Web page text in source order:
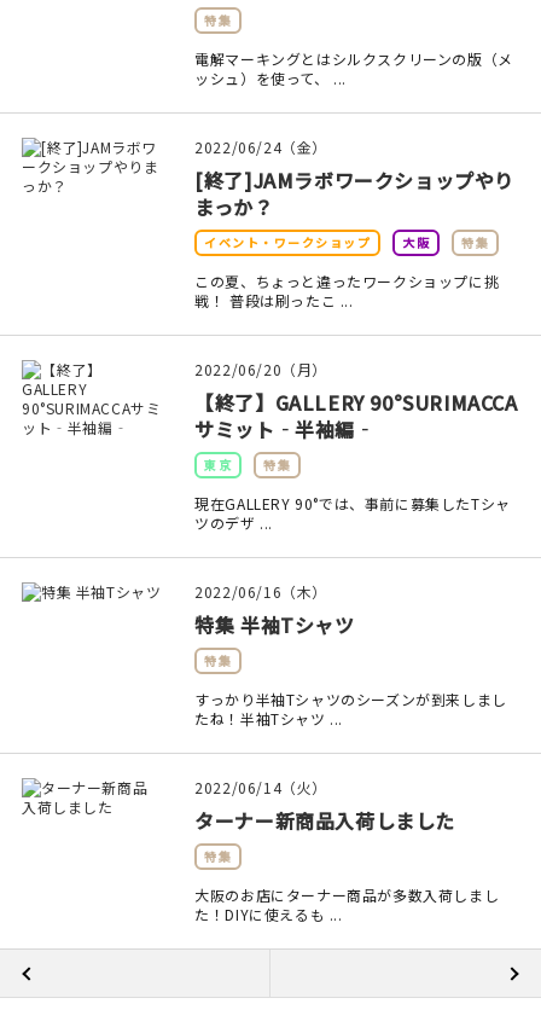
特集
電解マーキングとはシルクスクリーンの版（メ
ッシュ）を使って、 ...
2022/06/24（金）
[終了]JAMラボワークショップやり
まっか？
イベント・ワークショップ 大阪 特集
この夏、ちょっと違ったワークショップに挑
戦！ 普段は刷ったこ ...
2022/06/20（月）
【終了】GALLERY 90°SURIMACCA
サミット‐半袖編‐
東京 特集
現在GALLERY 90°では、事前に募集したTシャ
ツのデザ ...
2022/06/16（木）
特集 半袖Tシャツ
特集
すっかり半袖Tシャツのシーズンが到来しまし
たね！半袖Tシャツ ...
2022/06/14（火）
ターナー新商品入荷しました
特集
大阪のお店にターナー商品が多数入荷しまし
た！DIYに使えるも ...